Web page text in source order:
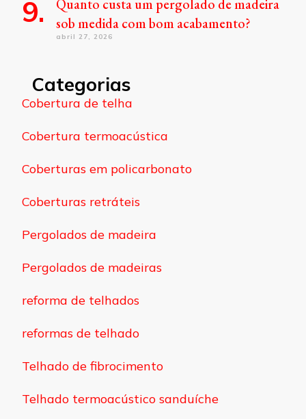
Quanto custa um pergolado de madeira
sob medida com bom acabamento?
abril 27, 2026
Categorias
Cobertura de telha
Cobertura termoacústica
Coberturas em policarbonato
Coberturas retráteis
Pergolados de madeira
Pergolados de madeiras
reforma de telhados
reformas de telhado
Telhado de fibrocimento
Telhado termoacústico sanduíche